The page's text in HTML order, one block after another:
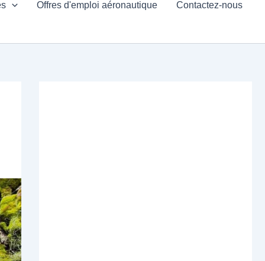
Offres d'emploi aéronautique Contactez-nous